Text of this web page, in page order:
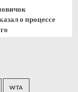
о процессе
WTA